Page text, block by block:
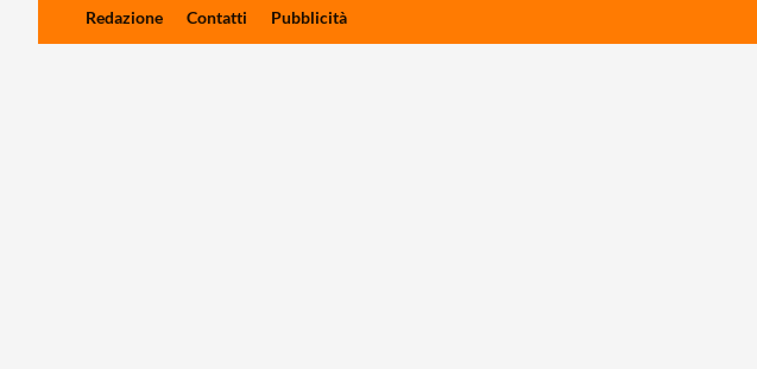
Redazione Contatti Pubblicità